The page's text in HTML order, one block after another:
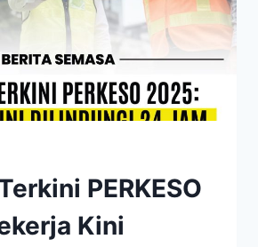
PERKESO
Kini